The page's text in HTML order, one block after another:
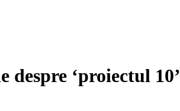
despre ‘proiectul 10’